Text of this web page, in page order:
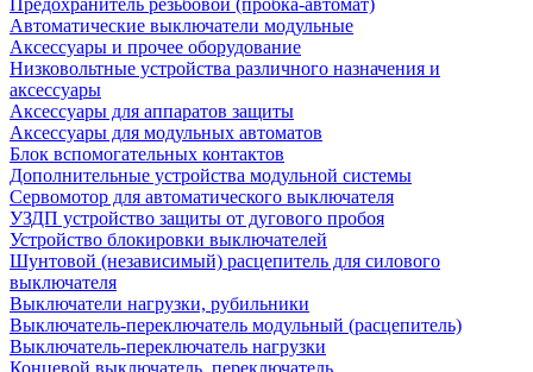
Предохранитель резьбовой (пробка-автомат)
Автоматические выключатели модульные
Аксессуары и прочее оборудование
Низковольтные устройства различного назначения и
аксессуары
Аксессуары для аппаратов защиты
Аксессуары для модульных автоматов
Блок вспомогательных контактов
Дополнительные устройства модульной системы
Сервомотор для автоматического выключателя
УЗДП устройство защиты от дугового пробоя
Устройство блокировки выключателей
Шунтовой (независимый) расцепитель для силового
выключателя
Выключатели нагрузки, рубильники
Выключатель-переключатель модульный (расцепитель)
Выключатель-переключатель нагрузки
Концевой выключатель, переключатель